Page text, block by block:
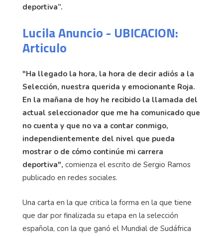
deportiva”.
Lucila Anuncio - UBICACION:
Articulo
"Ha llegado la hora, la hora de decir adiós a la
Selección, nuestra querida y emocionante Roja.
En la mañana de hoy he recibido la llamada del
actual seleccionador que me ha comunicado que
no cuenta y que no va a contar conmigo,
independientemente del nivel que pueda
mostrar o de cómo continúe mi carrera
deportiva", comienza el escrito de Sergio Ramos
publicado en redes sociales.
Una carta en la que critica la forma en la que tiene
que dar por finalizada su etapa en la selección
española, con la que ganó el Mundial de Sudáfrica